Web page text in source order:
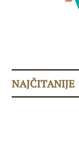
NAJČITANIJE